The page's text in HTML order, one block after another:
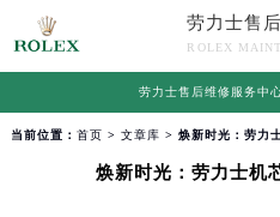
劳力士售
ROLEX
劳力士售后维修服务中
当前位置： 首页 > 文章库 > 焕新时光：劳力
焕新时光：劳力士机